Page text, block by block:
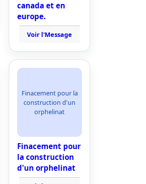
canada et en
europe.
Voir l'Message
Finacement pour la
construction d'un
orphelinat
Finacement pour
la construction
d'un orphelinat